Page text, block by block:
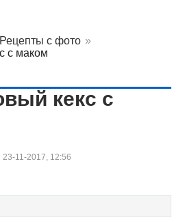
Рецепты с фото »
с маком
кекс с
23-11-2017, 12:56